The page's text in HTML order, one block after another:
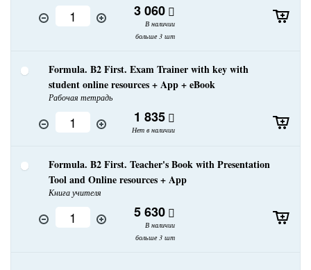
3 060
В наличии
больше 3 шт
Formula. B2 First. Exam Trainer with key with
student online resources + App + eBook
Рабочая тетрадь
1 835
Нет в наличии
Formula. B2 First. Teacher's Book with Presentation
Tool and Online resources + App
Книга учителя
5 630
В наличии
больше 3 шт